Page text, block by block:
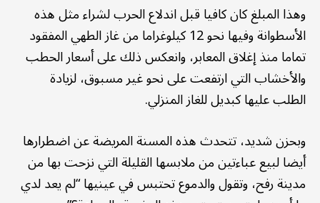
وهذا المبلغ كان كافيا قبل اندلاع الحرب لشراء مثل هذه
الأسطوانة وفيها نحو 12 كيلوغراما من غاز الطهي المفقود
تماما منذ إغلاق المعابر، وانعكس ذلك على أسعار الحطب
والأخشاب التي ارتفعت على نحو غير مسبوق، لزيادة
الطلب عليها كبديل للغاز المنزلي.
وبحزن شديد، تتحدث هذه المسنة المريضة عن اضطرارها
أيضا لبيع عباءتين من ملابسها القليلة التي نزحت بها من
مدينة رفح، وتقول والدموع تحتبس في عينيها “لم يعد لدي